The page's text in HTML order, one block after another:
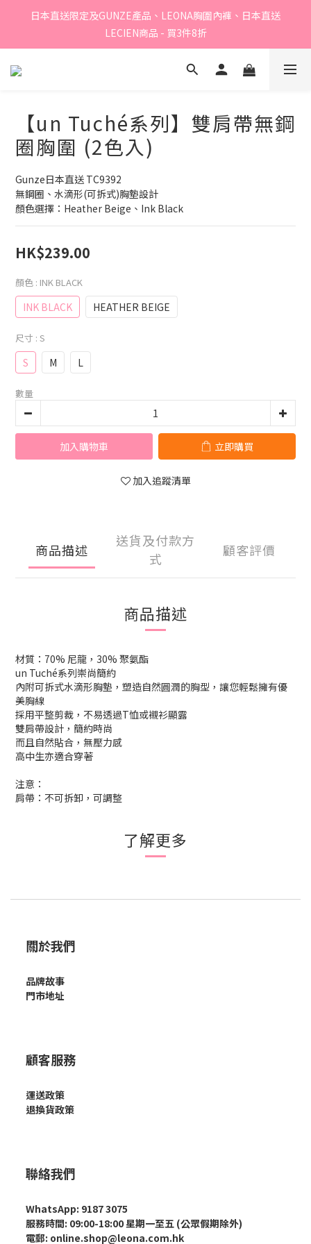
Summer Sale - 精選睡衣買2件折❤️
日本直送限定及GUNZE產品、LEONA胸圍內褲、日本直送
LECIEN商品 - 買3件8折
⭐嫁衣系列 - 買2件7折⭐、會員優惠 - 新會員額外全單9折
Summer Sale - 精選睡衣買2件折❤️
【un Tuché系列】雙肩帶無鋼
圈胸圍 (2色入)
Gunze日本直送 TC9392
無鋼圈、水滴形(可拆式)胸墊設計
顏色選擇：Heather Beige、Ink Black
HK$239.00
顏色 : INK BLACK
INK BLACK HEATHER BEIGE
尺寸 : S
S M L
數量
加入購物車 立即購買
加入追蹤清單
商品描述
送貨及付款方
式
顧客評價
商品描述
材質：70% 尼龍，30% 聚氨酯
un Tuché系列崇尚簡約
內附可拆式水滴形胸墊，塑造自然圓潤的胸型，讓您輕鬆擁有優
美胸線
採用平整剪裁，不易透過T恤或襯衫顯露
雙肩帶設計，簡約時尚
而且自然貼合，無壓力感
高中生亦適合穿著
注意：
肩帶：不可拆卸，可調整
了解更多
關於我們
品牌故事
門市地址
顧客服務
運送政策
退換貨政策
聯絡我們
WhatsApp: 9187 3075
服務時間: 09:00-18:00 星期一至五 (公眾假期除外)
電郵: online.shop@leona.com.hk